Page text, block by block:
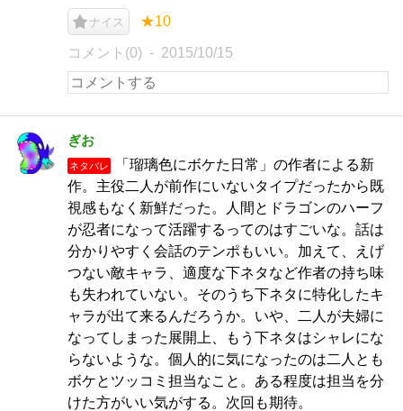
ナイス ★10
コメント(0) 2015/10/15
ぎお
ネタバレ
「瑠璃色にボケた日常」の作者による新
作。主役二人が前作にいないタイプだったから既
視感もなく新鮮だった。人間とドラゴンのハーフ
が忍者になって活躍するってのはすごいな。話は
分かりやすく会話のテンポもいい。加えて、えげ
つない敵キャラ、適度な下ネタなど作者の持ち味
も失われていない。そのうち下ネタに特化したキ
ャラが出て来るんだろうか。いや、二人が夫婦に
なってしまった展開上、もう下ネタはシャレにな
らないような。個人的に気になったのは二人とも
ボケとツッコミ担当なこと。ある程度は担当を分
けた方がいい気がする。次回も期待。